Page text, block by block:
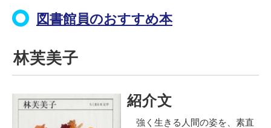
図書館員のおすすめ本
林芙美子
紹介文
強く生きる人間の姿を、素直